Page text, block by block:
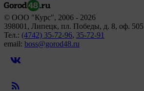
© ООО "Курс", 2006 - 2026
398001, Липецк, пл. Победы, д. 8, оф. 505
Тел.: (4742) 35-72-96, 35-72-91
email: boss@gorod48.ru